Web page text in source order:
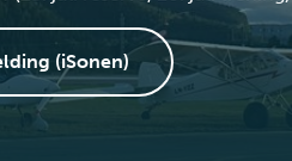
(iSonen)